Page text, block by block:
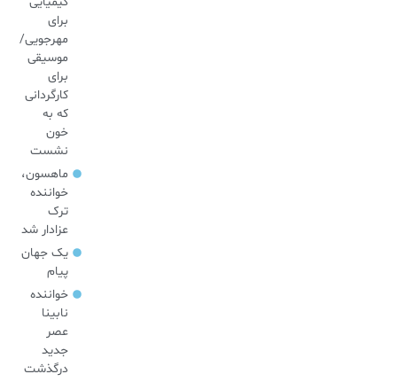
برای
مهرجویی/
موسیقی
برای
کارگردانی
که به
خون
نشست
ماهسون،
خواننده
ترک
عزادار شد
یک جهان
پیام
خواننده
نابینا
عصر
جدید
درگذشت